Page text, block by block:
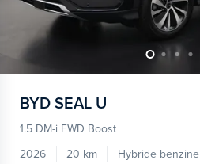
BYD SEAL U
1.5 DM-i FWD Boost
2026
20 km Hybride benzine